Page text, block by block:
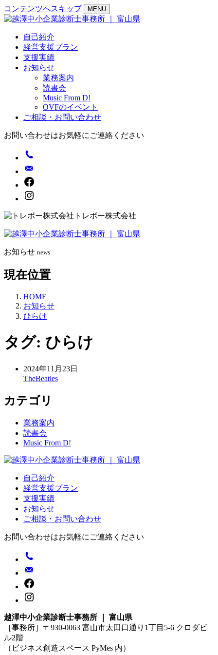
コンテンツへスキップ MENU
自己紹介
経営支援プラン
支援実績
お知らせ
業務案内
読書会
Music From D!
OVFのイベント
ご相談・お問い合わせ
お問い合わせはお気軽にご連絡ください
トレボー株式会社
お知らせ news
現在位置
HOME
お知らせ
ひらけ
タグ: ひらけ
2024年11月23日
TheBeatles
カテゴリ
業務案内
読書会
Music From D!
自己紹介
経営支援プラン
支援実績
お知らせ
ご相談・お問い合わせ
お問い合わせはお気軽にご連絡ください
越澤中小企業診断士事務所 ｜ 富山県
［事務所］〒930-0063 富山市太田口通り1丁目5-6 クロダビ
ル2階
（ビジネス創造スペース PyMes 内）